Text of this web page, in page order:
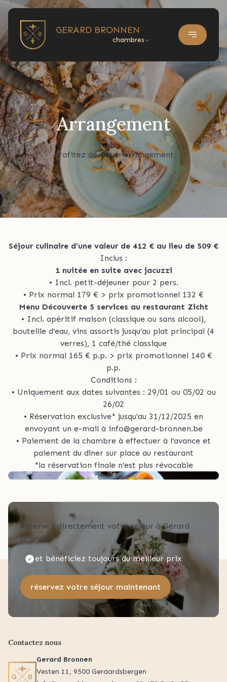
GERARD BRONNEN
chambres
Arrangement
Profitez de notre arrangement
Séjour culinaire d’une valeur de 412 € au lieu de 509 €
Inclus :
1 nuitée en suite avec jacuzzi
• Incl. petit-déjeuner pour 2 pers.
• Prix normal 179 € > prix promotionnel 132 €
Menu Découverte 5 services au restaurant Zicht
• Incl. apéritif maison (classique ou sans alcool),
bouteille d’eau, vins assortis jusqu’au plat principal (4
verres), 1 café/thé classique
• Prix normal 165 € p.p. > prix promotionnel 140 €
p.p.
Conditions :
• Uniquement aux dates suivantes : 29/01 ou 05/02 ou
26/02
• Réservation exclusive* jusqu’au 31/12/2025 en
envoyant un e-mail à info@gerard-bronnen.be
• Paiement de la chambre à effectuer à l’avance et
paiement du dîner sur place au restaurant
*la réservation finale n’est plus révocable
Réservez directement votre séjour à Gérard
Bronnen
et bénéficiez toujours du meilleur prix
réservez votre séjour maintenant
Contactez nous
Gerard Bronnen
Vesten 11, 9500 Geraardsbergen